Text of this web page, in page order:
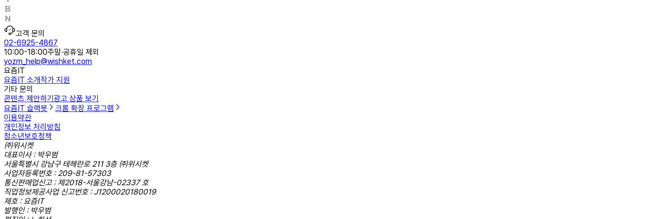
고객 문의
02-6925-4867
10:00-18:00주말·공휴일 제외
yozm_help@wishket.com
요즘IT
요즘IT 소개작가 지원
기타 문의
콘텐츠 제안하기 광고 상품 보기
요즘IT 슬랙봇
크롬 확장 프로그램
이용약관
개인정보 처리방침
청소년보호정책
㈜위시켓
대표이사 : 박우범
서울특별시 강남구 테헤란로 211 3층 ㈜위시켓
사업자등록번호 : 209-81-57303
통신판매업신고 : 제2018-서울강남-02337 호
직업정보제공사업 신고번호 : J1200020180019
제호 : 요즘IT
발행인 : 박우범